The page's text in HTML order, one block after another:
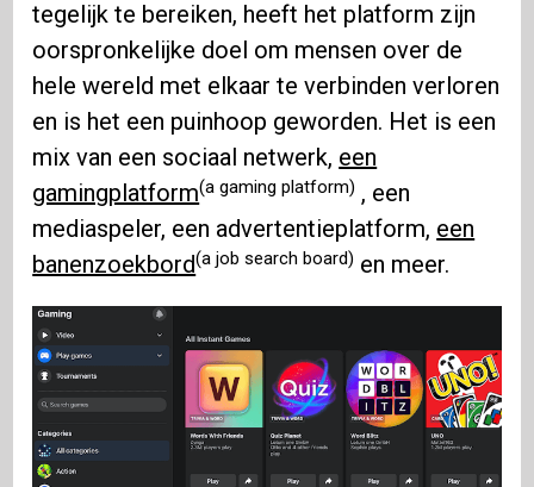
tegelijk te bereiken, heeft het platform zijn
oorspronkelijke doel om mensen over de
hele wereld met elkaar te verbinden verloren
en is het een puinhoop geworden. Het is een
mix van een sociaal netwerk, een
gamingplatform(a gaming platform) , een
mediaspeler, een advertentieplatform, een
banenzoekbord(a job search board) en meer.